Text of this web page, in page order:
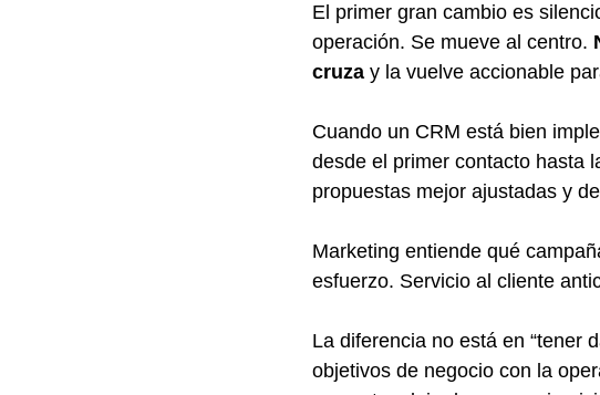
El primer gran cambio es
operación. Se mueve al centro.
cruza y la vuelve accionable
Cuando un CRM está bien
desde el primer contacto hasta
propuestas mejor ajustadas y
Marketing entiende qué
esfuerzo. Servicio al cliente
La diferencia no está en “tener
objetivos de negocio con la